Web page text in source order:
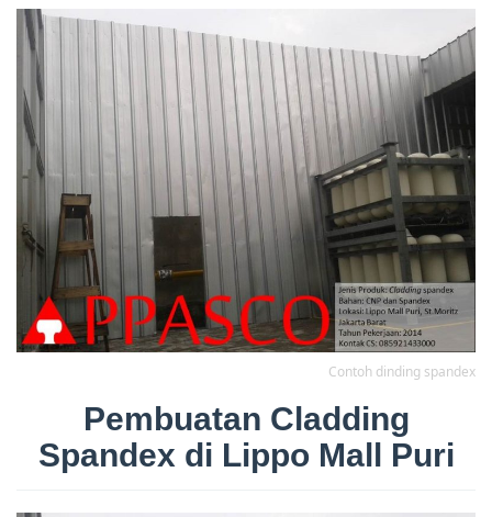
Contoh dinding spandex
Pembuatan Cladding
Spandex di Lippo Mall Puri